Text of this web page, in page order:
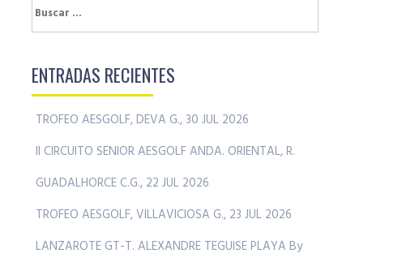
Buscar:
ENTRADAS RECIENTES
TROFEO AESGOLF, DEVA G., 30 JUL 2026
II CIRCUITO SENIOR AESGOLF ANDA. ORIENTAL, R.
GUADALHORCE C.G., 22 JUL 2026
TROFEO AESGOLF, VILLAVICIOSA G., 23 JUL 2026
LANZAROTE GT-T. ALEXANDRE TEGUISE PLAYA By